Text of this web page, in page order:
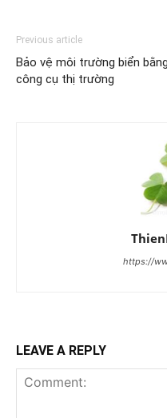
Previous article
Bảo vệ môi trường biển bằng
công cụ thị trường
https://
LEAVE A REPLY